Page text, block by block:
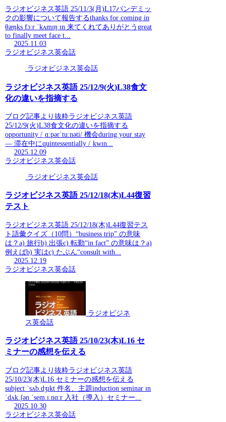
ラジオビジネス英語 25/11/3(月)L17パンデミッ
クの影響について報告するthanks for coming in
θæŋks fɔːr ˈkʌmɪŋ ɪn 来てくれてありがとうgreat
to finally meet face t...
2025.11.03
ラジオビジネス英会話
ラジオビジネス英会話
ラジオビジネス英語 25/12/9(火)L38食文
化の違いを指摘する
ブログ記事より抜粋ラジオビジネス英語
25/12/9(火)L38食文化の違いを指摘する
opportunity /ˌɑːpərˈtuːnəti/ 機会during your stay
— 滞在中にquintessentially /ˌkwɪn...
2025.12.09
ラジオビジネス英会話
ラジオビジネス英会話
ラジオビジネス英語 25/12/18(木)L44復習
テスト
ラジオビジネス英語 25/12/18(木)L44復習テス
ト語彙クイズ（10問）“business trip” の意味
は？a) 旅行b) 出張c) 転勤“in fact” の意味は？a)
例えばb) 実はc) たぶん“consult with...
2025.12.19
ラジオビジネス英会話
ラジオビジネ
ス英会話
ラジオビジネス英語 25/10/23(木)L16 セ
ミナーの感想を伝える
ブログ記事より抜粋ラジオビジネス英語
25/10/23(木)L16 セミナーの感想を伝える
subject ˈsʌb.dʒɪkt 件名、主題induction seminar ɪn
ˈdʌk.ʃən ˈsem.ɪ.nɑːr 入社（導入）セミナー...
2025.10.30
ラジオビジネス英会話